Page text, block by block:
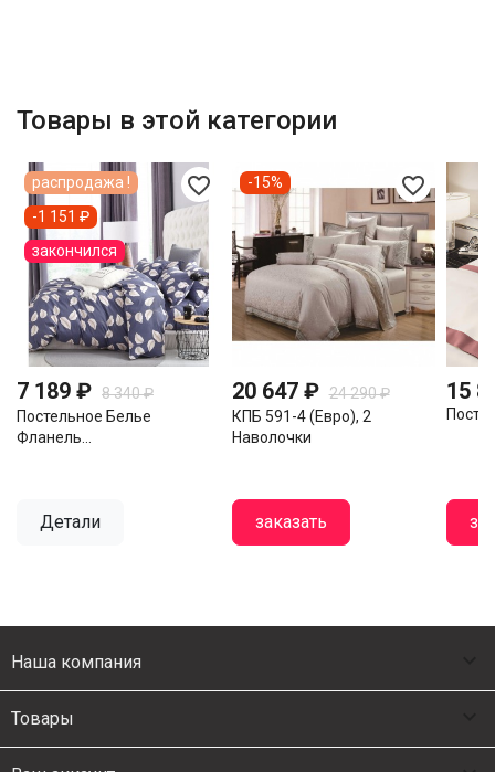
Товары в этой категории
favorite_border
7 189 ₽ 8 340 ₽
Постельное Белье
Фланель...
Детали
распродажа !
-1 151 ₽
закончился
favorite_border
20 647 ₽ 24 290 ₽
КПБ 591-4 (евро), 2
Наволочки
заказать
-15%
15
Наша компания
Товары